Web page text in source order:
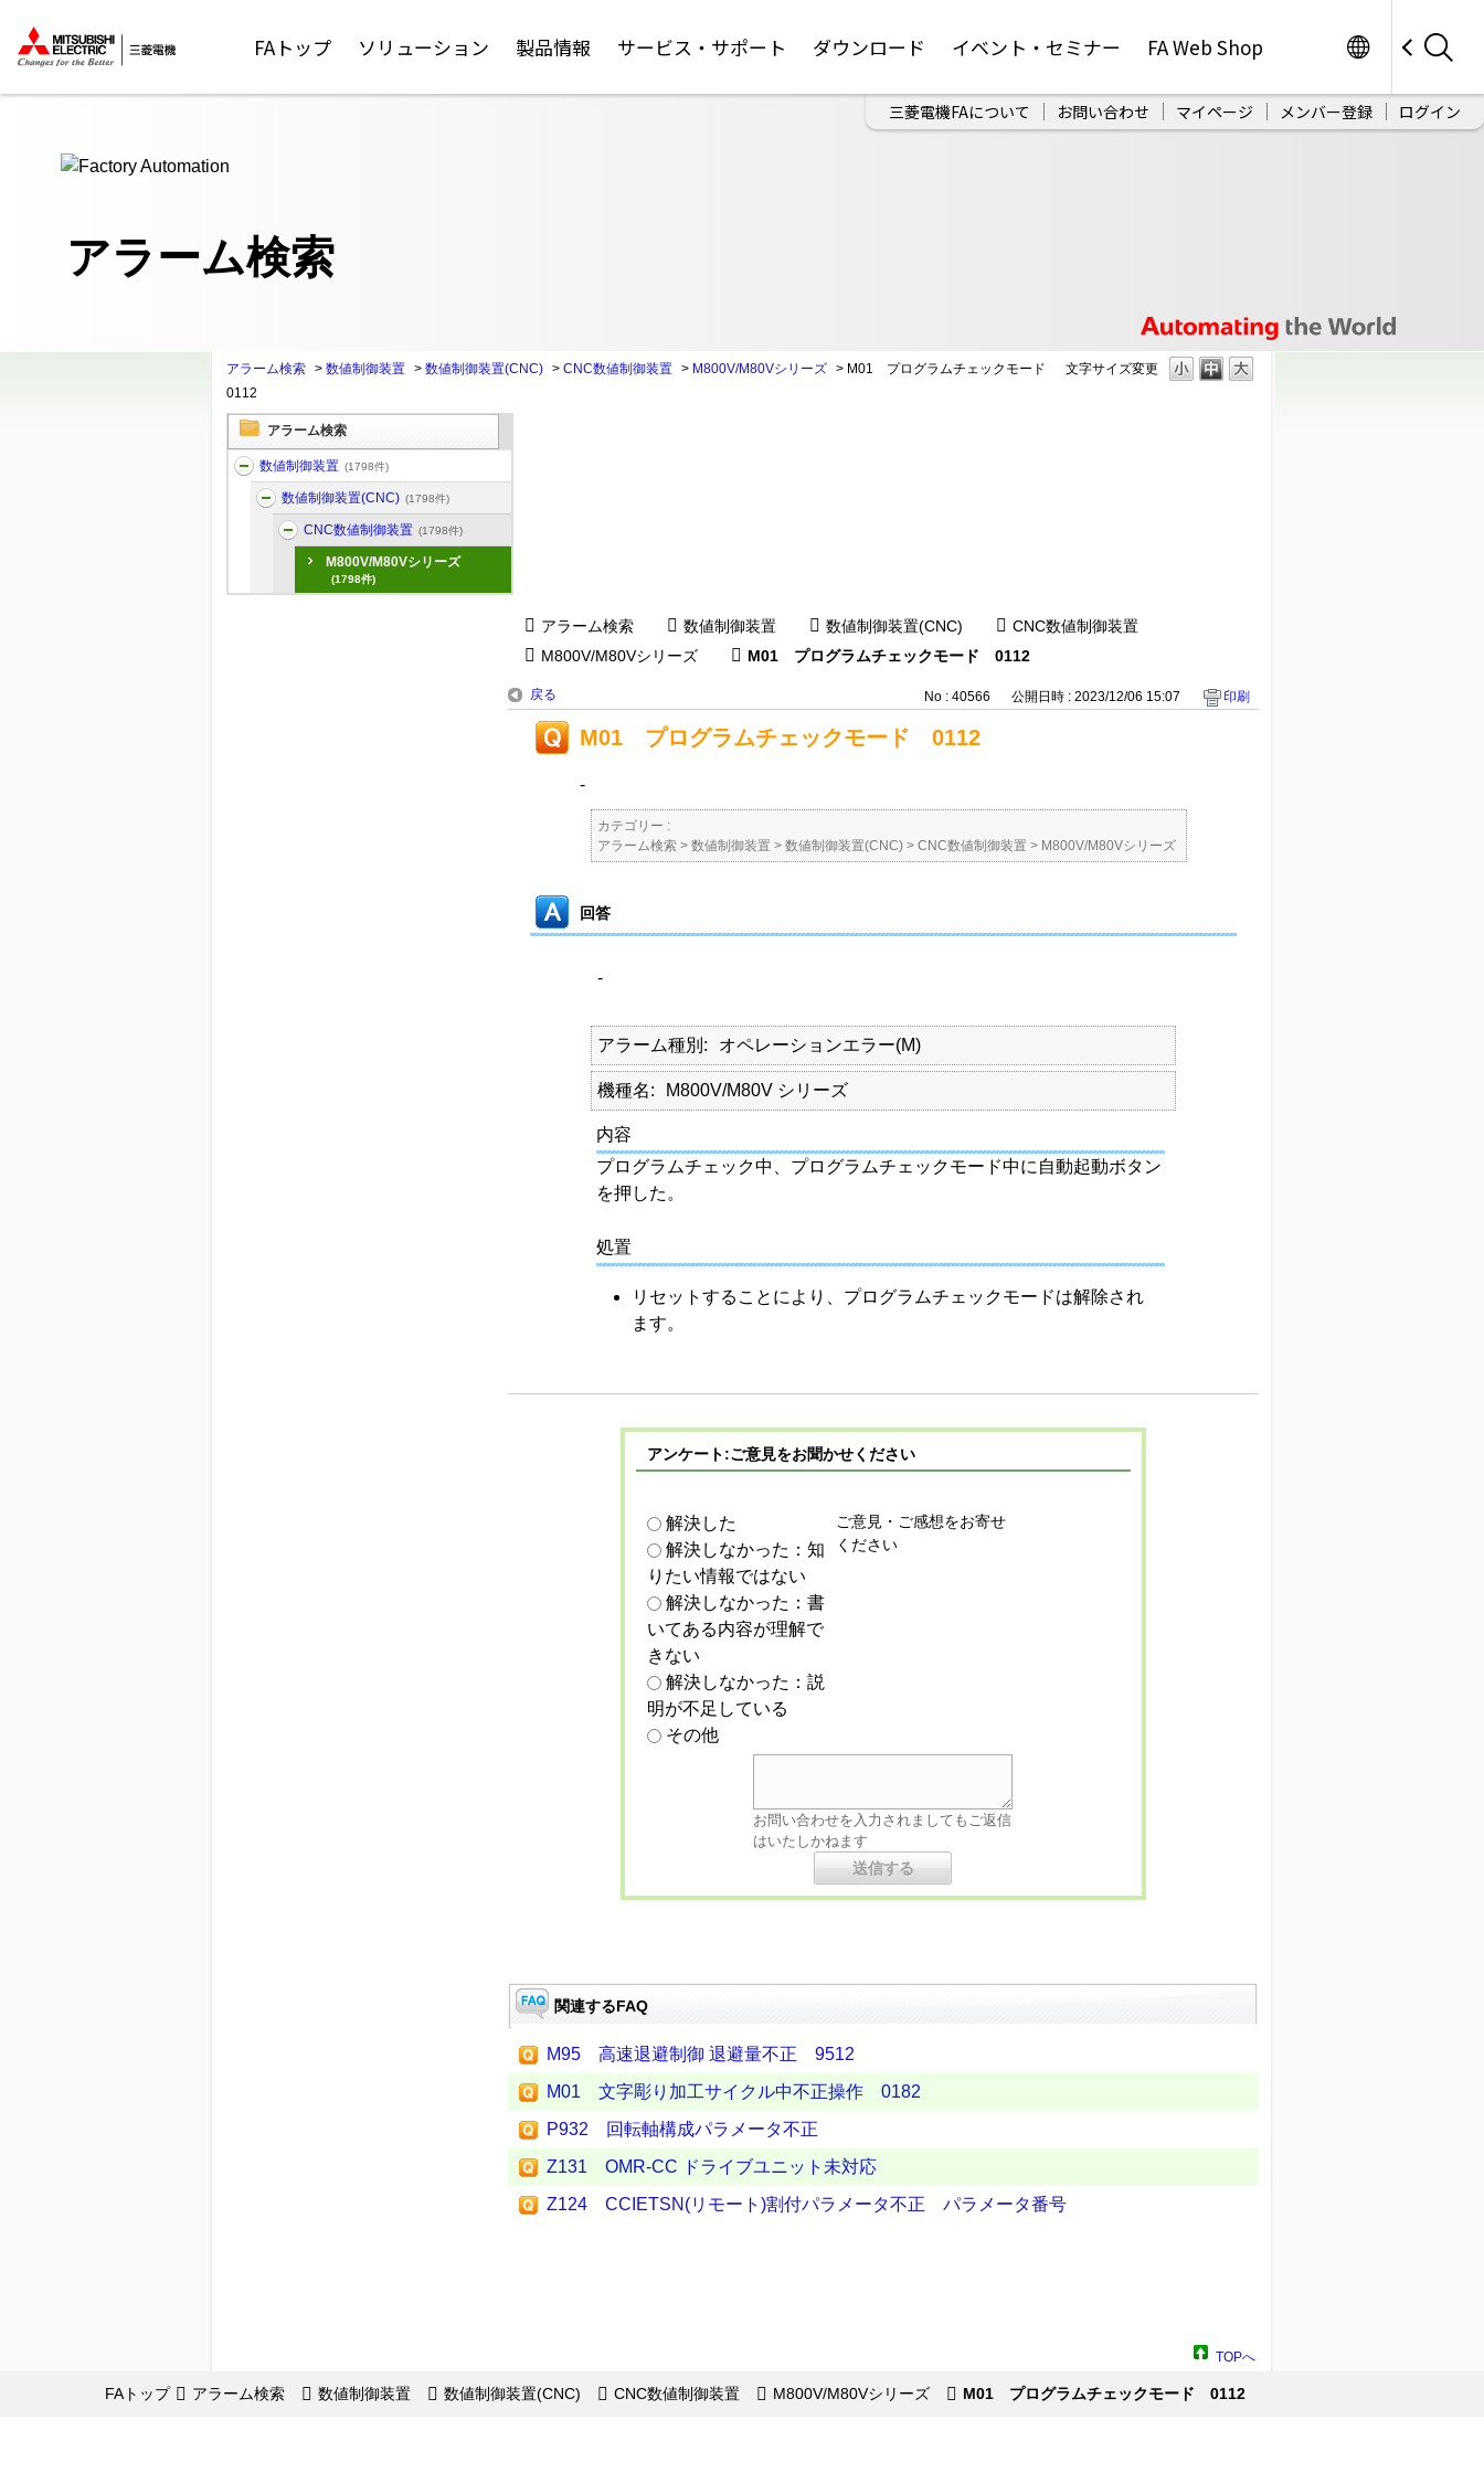
FAトップ ソリューション 製品情報 サービス・サポート ダウンロード イベント・セミナー FA Web Shop
三菱電機FAについて お問い合わせ マイページ メンバー登録 ログイン
アラーム検索
文字サイズ変更
アラーム検索 > 数値制御装置 > 数値制御装置(CNC) > CNC数値制御装置 > M800V/M80Vシリーズ > M01 プログラムチェックモード
0112
アラーム検索
数値制御装置 (1798件)
数値制御装置(CNC) (1798件)
CNC数値制御装置 (1798件)
M800V/M80Vシリーズ
(1798件)
アラーム検索 数値制御装置 数値制御装置(CNC)
CNC数値制御装置
M800V/M80Vシリーズ
M01 プログラムチェックモード 0112
戻る No : 40566 公開日時 : 2023/12/06 15:07 印刷
M01 プログラムチェックモード 0112
-
カテゴリー :
アラーム検索> 数値制御装置 > 数値制御装置(CNC)> CNC数値制御装置 > M800V/M80Vシリーズ
回答
-
アラーム種別 オペレーションエラー(M)
機種名 M800V/M80V シリーズ
内容
プログラムチェック中、プログラムチェックモード中に自動起動ボタン
を押した。
処置
リセットすることにより、プログラムチェックモードは解除され
ます。
アンケート:ご意見をお聞かせください
解決した
解決しなかった：知
りたい情報ではない
解決しなかった：書
いてある内容が理解で
きない
解決しなかった：説
明が不足している
その他
ご意見・ご感想をお寄せ
ください
お問い合わせを入力されましてもご返信
はいたしかねます
関連するFAQ
M95 高速退避制御 退避量不正 9512
M01 文字彫り加工サイクル中不正操作 0182
P932 回転軸構成パラメータ不正
Z131 OMR-CC ドライブユニット未対応
Z124 CCIETSN(リモート)割付パラメータ不正 パラメータ番号
TOPへ
FAトップ アラーム検索 数値制御装置 数値制御装置(CNC) CNC数値制御装置 M800V/M80Vシリーズ M01 プログラムチェックモード 0112